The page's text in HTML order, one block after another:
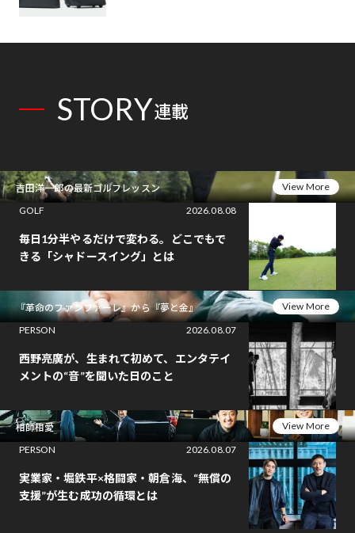
STORY連載
吉田洋一郎の最新ゴルフレッスン
View More
GOLF
2026.08.08
毎日1分半やるだけで変わる。どこでもで
きる「シャドースイング」とは
『革命のファンファーレ』から『夢と金』
View More
PERSON
2026.08.07
西野亮廣が、生まれて初めて、エンタテイ
メントの“音”を聞いた日のこと
相師相愛
View More
PERSON
2026.08.07
実業家・堀鉄平×格闘家・朝倉海、“無償の
支援”が生む成功の循環とは